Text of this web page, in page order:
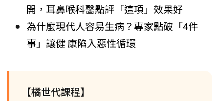
開，耳鼻喉科醫點評「這項」效果好
為什麼現代人容易生病？專家點破「4件
事」讓健 康陷入惡性循環
【橘世代課程】